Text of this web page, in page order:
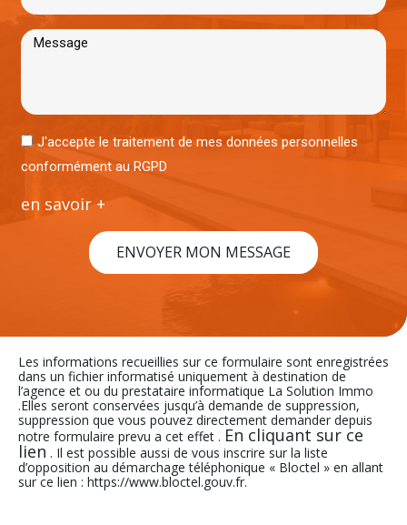
J'accepte le traitement de mes données personnelles
conformément au RGPD
en savoir +
ENVOYER MON MESSAGE
Les informations recueillies sur ce formulaire sont enregistrées
dans un fichier informatisé uniquement à destination de
l’agence et ou du prestataire informatique La Solution Immo
.Elles seront conservées jusqu’à demande de suppression,
suppression que vous pouvez directement demander depuis
notre formulaire prevu a cet effet . En cliquant sur ce
lien . Il est possible aussi de vous inscrire sur la liste
d’opposition au démarchage téléphonique « Bloctel » en allant
sur ce lien : https://www.bloctel.gouv.fr.